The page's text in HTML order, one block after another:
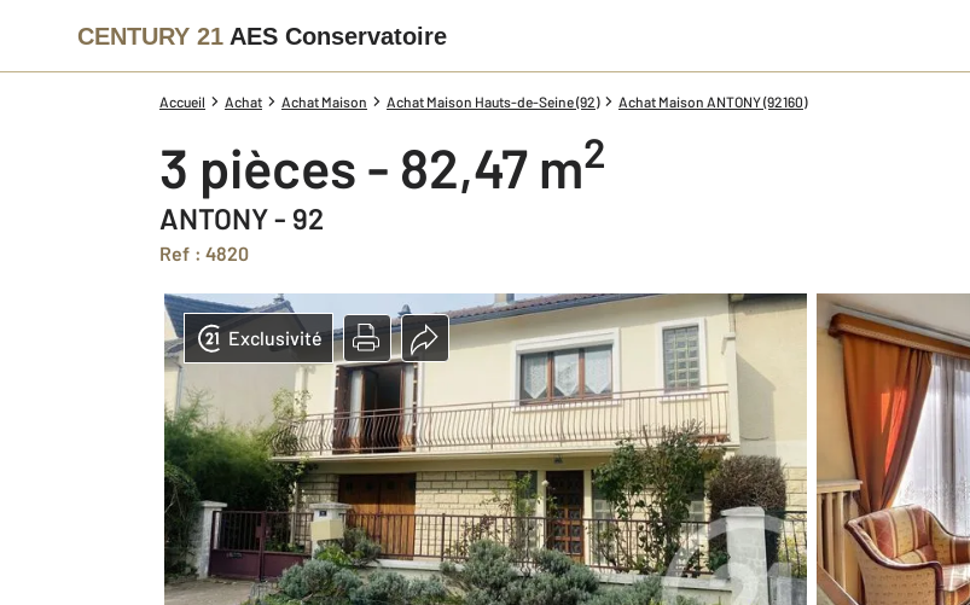
CENTURY 21 AES Conservatoire
Accueil Achat Achat Maison Achat Maison Hauts-de-Seine (92) Achat Maison ANTONY (92160)
3 pièces - 82,47 m2
ANTONY - 92
Ref : 4820
Exclusivité